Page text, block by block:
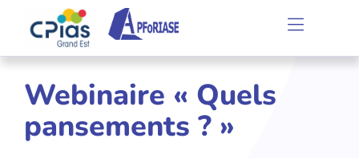
Webinaire « Quels
pansements ? »